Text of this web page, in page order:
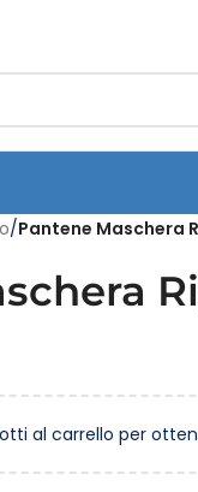
/Pantene Maschera
al carrello per